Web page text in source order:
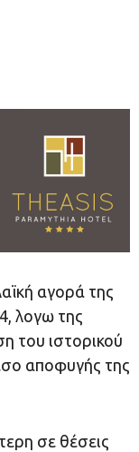
αγορά της
λογω της
του ιστορικού
αποφυγής της
σε θέσεις